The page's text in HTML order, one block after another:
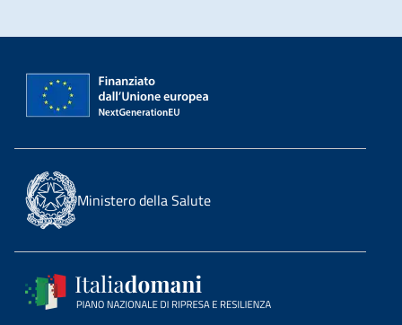
Ministero della Salute